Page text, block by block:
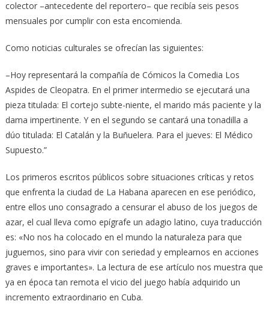
colector –antecedente del reportero– que recibía seis pesos
mensuales por cumplir con esta encomienda.
Como noticias culturales se ofrecían las siguientes:
–Hoy representará la compañía de Cómicos la Comedia Los
Aspides de Cleopatra. En el primer intermedio se ejecutará una
pieza titulada: El cortejo subte-niente, el marido más paciente y la
dama impertinente. Y en el segundo se cantará una tonadilla a
dúo titulada: El Catalán y la Buñuelera. Para el jueves: El Médico
Supuesto.”
Los primeros escritos públicos sobre situaciones críticas y retos
que enfrenta la ciudad de La Habana aparecen en ese periódico,
entre ellos uno consagrado a censurar el abuso de los juegos de
azar, el cual lleva como epígrafe un adagio latino, cuya traducción
es: «No nos ha colocado en el mundo la naturaleza para que
juguemos, sino para vivir con seriedad y emplearnos en acciones
graves e importantes». La lectura de ese artículo nos muestra que
ya en época tan remota el vicio del juego había adquirido un
incremento extraordinario en Cuba.